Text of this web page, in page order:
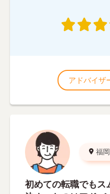
アドバイザ
福
初めての転職でもス